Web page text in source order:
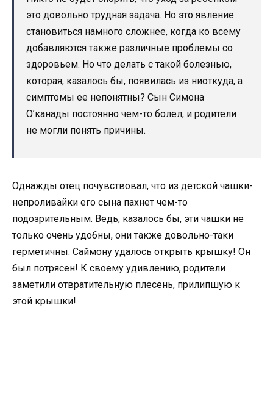
это довольно трудная задача. Но это явление
становиться намного сложнее, когда ко всему
добавляются также различные проблемы со
здоровьем. Но что делать с такой болезнью,
которая, казалось бы, появилась из ниоткуда, а
симптомы ее непонятны? Сын Симона
О’канады постоянно чем-то болел, и родители
не могли понять причины.
Однажды отец почувствовал, что из детской чашки-
непроливайки его сына пахнет чем-то
подозрительным. Ведь, казалось бы, эти чашки не
только очень удобны, они также довольно-таки
герметичны. Саймону удалось открыть крышку! Он
был потрясен! К своему удивлению, родители
заметили отвратительную плесень, прилипшую к
этой крышки!